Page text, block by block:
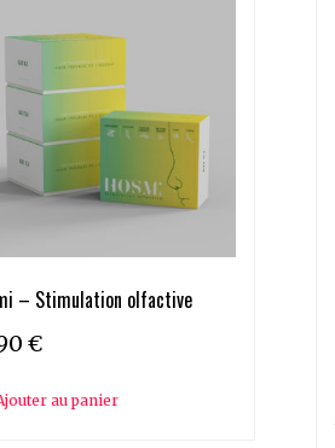
– Stimulation olfactive
€
au panier